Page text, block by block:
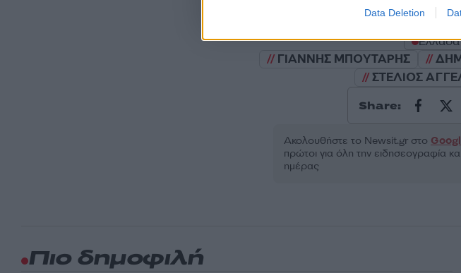
Data Deletion
. Το site προστατεύεται από reCAPTCHA, ισχύουν
Ελλάδα
ΓΙΑΝΝΗΣ ΜΠΟΥΤΑΡΗΣ
ΣΤΕΛΙΟΣ
Share:
Ακολουθήστε το Νewsit.gr στο
πρώτοι για όλη την ειδησεογραφία
ημέρας
Πιο δημοφιλή